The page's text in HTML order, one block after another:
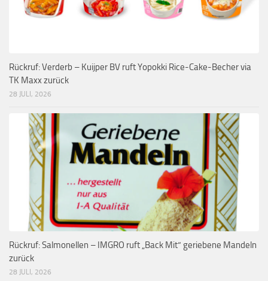
Rückruf: Verderb – Kuijper BV ruft Yopokki Rice-Cake-Becher via
TK Maxx zurück
28 JULI, 2026
Rückruf: Salmonellen – IMGRO ruft „Back Mit“ geriebene Mandeln
zurück
28 JULI, 2026